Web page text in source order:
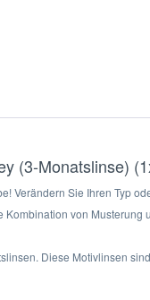
(3-Monatslinse)
Verändern Sie Ihren Typ
von Musterung
Diese Motivlinsen